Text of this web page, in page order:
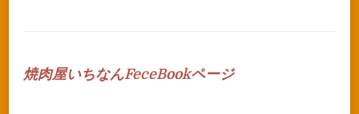
焼肉屋いちなんFeceBookページ